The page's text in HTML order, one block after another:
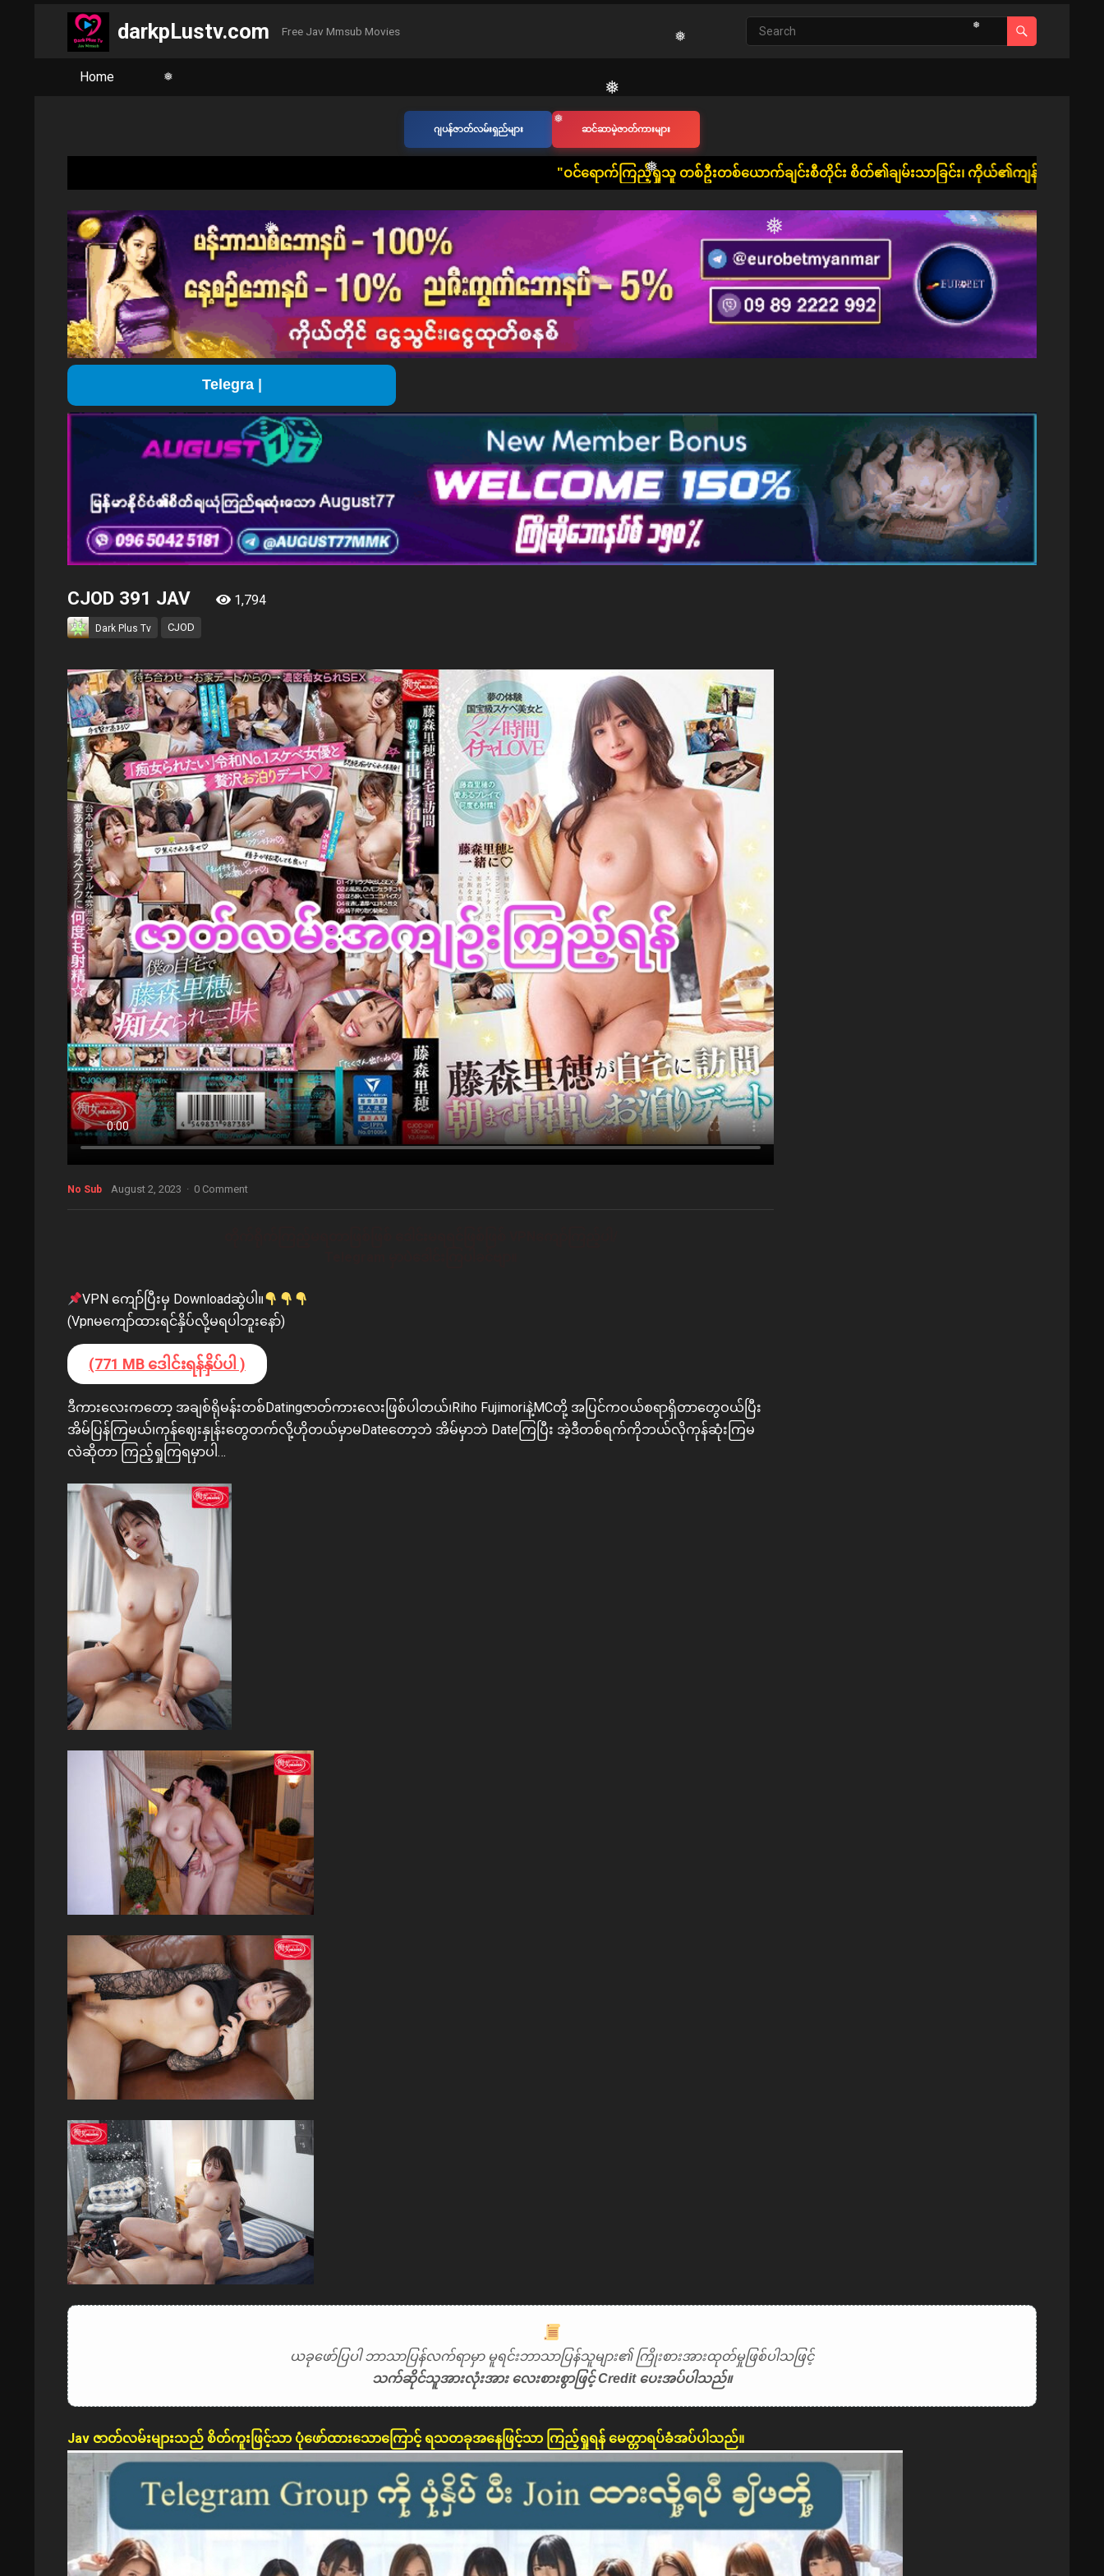
❅
❅
❅
❅
❅
darkpLustv.com Free Jav Mmsub Movies
Home
ဂျပန်ဇာတ်လမ်းရှည်များ ဆင်ဆာမဲ့ဇာတ်ကားများ
​"ဝင်ရောက်ကြည့်ရှုသူ တစ်ဦးတစ်ယောက်ချင်းစီတိုင်း စိတ်၏ချမ်းသာခြင်း၊ ကိုယ်၏ကျန်းမာခြင်းနှင့် ပြည့်စုံ၍ ဘေးအန္တရာယ်က
Telegram Channel Join ရ
CJOD 391 JAV 1,794
Dark Plus Tv CJOD
No Sub August 2, 2023 · 0 Comment
VPN ကျော်ပြီးမှ Downloadဆွဲပါ။
(Vpnမကျော်ထားရင်နှိပ်လို့မရပါဘူးနော်)
(771 MB ဒေါင်းရန်နှိပ်ပါ )
ဒီကားလေးကတော့ အချစ်ရိုမန်းတစ်Datingဇာတ်ကားလေးဖြစ်ပါတယ်၊Riho Fujimoriနဲ့MCတို့ အပြင်ကဝယ်စရာရှိတာတွေဝယ်ပြီး
အိမ်ပြန်ကြမယ်၊ကုန်ဈေးနှုန်းတွေတက်လို့ဟိုတယ်မှာမDateတော့ဘဲ အိမ်မှာဘဲ Dateကြပြီး အဲ့ဒီတစ်ရက်ကိုဘယ်လိုကုန်ဆုံးကြမ
လဲဆိုတာ ကြည့်ရှုကြရမှာပါ…
ယခုဖော်ပြပါ ဘာသာပြန်လက်ရာမှာ မူရင်းဘာသာပြန်သူများ၏ ကြိုးစားအားထုတ်မှုဖြစ်ပါသဖြင့်
သက်ဆိုင်သူအားလုံးအား လေးစားစွာဖြင့် Credit ပေးအပ်ပါသည်။
Jav ဇာတ်လမ်းများသည် စိတ်ကူးဖြင့်သာ ပုံဖော်ထားသောကြောင့် ရသတခုအနေဖြင့်သာ ကြည့်ရှုရန် မေတ္တာရပ်ခံအပ်ပါသည်။